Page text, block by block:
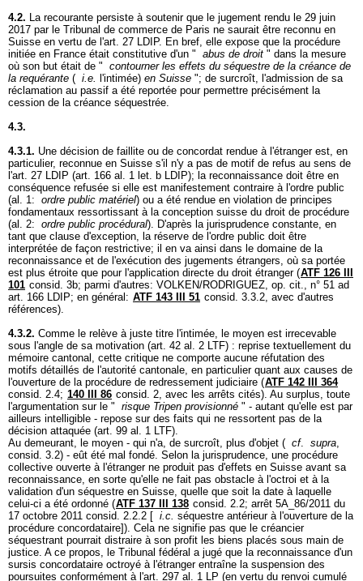
4.2. La recourante persiste à soutenir que le jugement rendu le 29 juin
2017 par le Tribunal de commerce de Paris ne saurait être reconnu en
Suisse en vertu de l'art. 27 LDIP. En bref, elle expose que la procédure
initiée en France était constitutive d'un " abus de droit " dans la mesure
où son but était de " contourner les effets du séquestre de la créance de
la requérante ( i.e. l'intimée) en Suisse "; de surcroît, l'admission de sa
réclamation au passif a été reportée pour permettre précisément la
cession de la créance séquestrée.
4.3.
4.3.1. Une décision de faillite ou de concordat rendue à l'étranger est, en
particulier, reconnue en Suisse s'il n'y a pas de motif de refus au sens de
l'art. 27 LDIP (art. 166 al. 1 let. b LDIP); la reconnaissance doit être en
conséquence refusée si elle est manifestement contraire à l'ordre public
(al. 1: ordre public matériel) ou a été rendue en violation de principes
fondamentaux ressortissant à la conception suisse du droit de procédure
(al. 2: ordre public procédural). D'après la jurisprudence constante, en
tant que clause d'exception, la réserve de l'ordre public doit être
interprétée de façon restrictive; il en va ainsi dans le domaine de la
reconnaissance et de l'exécution des jugements étrangers, où sa portée
est plus étroite que pour l'application directe du droit étranger (ATF 126 III
101 consid. 3b; parmi d'autres: VOLKEN/RODRIGUEZ, op. cit., n° 51 ad
art. 166 LDIP; en général: ATF 143 III 51 consid. 3.3.2, avec d'autres
références).
4.3.2. Comme le relève à juste titre l'intimée, le moyen est irrecevable
sous l'angle de sa motivation (art. 42 al. 2 LTF) : reprise textuellement du
mémoire cantonal, cette critique ne comporte aucune réfutation des
motifs détaillés de l'autorité cantonale, en particulier quant aux causes de
l'ouverture de la procédure de redressement judiciaire (ATF 142 III 364
consid. 2.4; 140 III 86 consid. 2, avec les arrêts cités). Au surplus, toute
l'argumentation sur le " risque Tripen provisionné " - autant qu'elle est par
ailleurs intelligible - repose sur des faits qui ne ressortent pas de la
décision attaquée (art. 99 al. 1 LTF).
Au demeurant, le moyen - qui n'a, de surcroît, plus d'objet ( cf. supra,
consid. 3.2) - eût été mal fondé. Selon la jurisprudence, une procédure
collective ouverte à l'étranger ne produit pas d'effets en Suisse avant sa
reconnaissance, en sorte qu'elle ne fait pas obstacle à l'octroi et à la
validation d'un séquestre en Suisse, quelle que soit la date à laquelle
celui-ci a été ordonné (ATF 137 III 138 consid. 2.2; arrêt 5A_86/2011 du
17 octobre 2011 consid. 2.2.2 [ i.c. séquestre antérieur à l'ouverture de la
procédure concordataire]). Cela ne signifie pas que le créancier
séquestrant pourrait distraire à son profit les biens placés sous main de
justice. A ce propos, le Tribunal fédéral a jugé que la reconnaissance d'un
sursis concordataire octroyé à l'étranger entraîne la suspension des
poursuites conformément à l'art. 297 al. 1 LP (en vertu du renvoi cumulé